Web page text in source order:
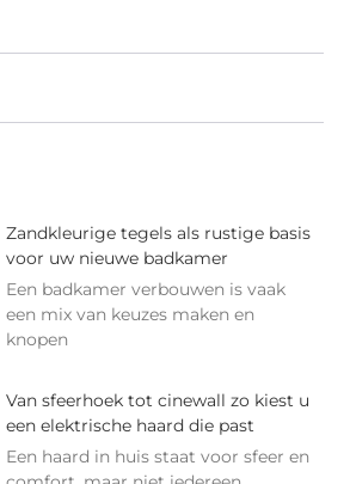
Zandkleurige tegels als rustige basis
voor uw nieuwe badkamer
Een badkamer verbouwen is vaak
een mix van keuzes maken en
knopen
Van sfeerhoek tot cinewall zo kiest u
een elektrische haard die past
Een haard in huis staat voor sfeer en